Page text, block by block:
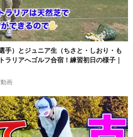
手）とジュニア生（ちさと・しおり・も
ラリアへゴルフ合宿！練習初日の様子｜
画